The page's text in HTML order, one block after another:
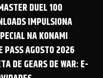
DUEL 100
IMPULSIONA
NA KONAMI
PASS AGOSTO 2026
DE GEARS DE WAR: E-